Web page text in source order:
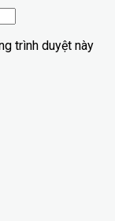
trình duyệt này